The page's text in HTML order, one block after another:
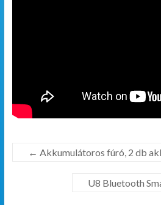
← Akkumulátoros fúró, 2 db
U8 Bluetooth